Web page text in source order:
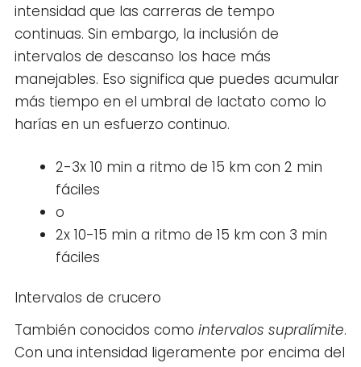
intensidad que las carreras de tempo
continuas. Sin embargo, la inclusión de
intervalos de descanso los hace más
manejables. Eso significa que puedes acumular
más tiempo en el umbral de lactato como lo
harías en un esfuerzo continuo.
2-3x 10 min a ritmo de 15 km con 2 min
fáciles
o
2x 10-15 min a ritmo de 15 km con 3 min
fáciles
Intervalos de crucero
También conocidos como intervalos supralímite.
Con una intensidad ligeramente por encima del